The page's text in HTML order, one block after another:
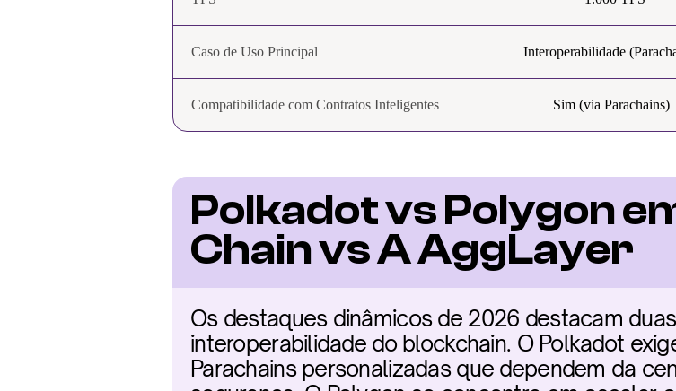
Caso de Uso Principal Interoperabilidade
Compatibilidade com Contratos Inteligentes Sim (via Parachains)
Polkadot vs Polygon
Chain vs A AggLayer
Os destaques dinâmicos de 2026 destacam
interoperabilidade do blockchain. O Polkadot
Parachains personalizadas que dependem da